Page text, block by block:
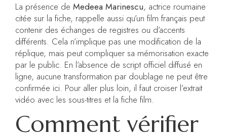
La présence de Medeea Marinescu, actrice roumaine
citée sur la fiche, rappelle aussi qu’un film français peut
contenir des échanges de registres ou d’accents
différents. Cela n’implique pas une modification de la
réplique, mais peut compliquer sa mémorisation exacte
par le public. En l’absence de script officiel diffusé en
ligne, aucune transformation par doublage ne peut être
confirmée ici. Pour aller plus loin, il faut croiser l’extrait
vidéo avec les sous-titres et la fiche film.
Comment vérifier